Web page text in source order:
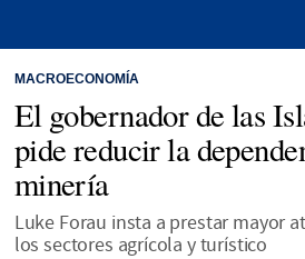
MACROECONOMÍA
El gobernador de las
pide reducir la
minería
Luke Forau insta a prestar mayor
los sectores agrícola y turístico